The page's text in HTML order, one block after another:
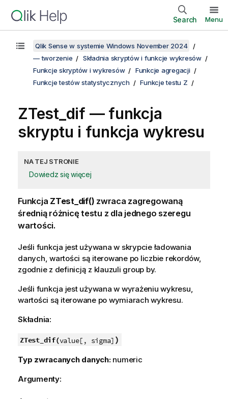
Search Menu
Qlik Sense w systemie Windows November 2024
— tworzenie
Składnia skryptów i funkcje wykresów
Funkcje skryptów i wykresów
Funkcje agregacji
Funkcje testów statystycznych
Funkcje testu Z
ZTest_dif — funkcja
skryptu i funkcja wykresu
NA TEJ STRONIE
Dowiedz się więcej
Funkcja ZTest_dif() zwraca zagregowaną
średnią różnicę testu z dla jednego szeregu
wartości.
Jeśli funkcja jest używana w skrypcie ładowania
danych, wartości są iterowane po liczbie rekordów,
zgodnie z definicją z klauzuli group by.
Jeśli funkcja jest używana w wyrażeniu wykresu,
wartości są iterowane po wymiarach wykresu.
Składnia:
ZTest_dif(value[, sigma] )
Typ zwracanych danych: numeric
Argumenty: